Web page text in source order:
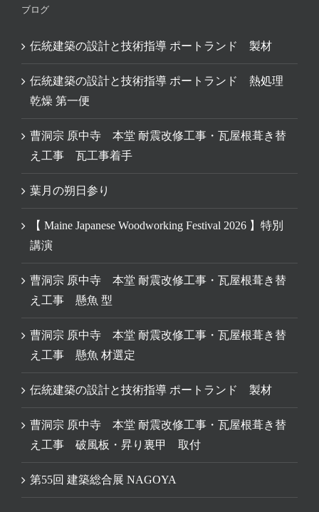
ブログ
伝統建築の設計と技術指導 ポートランド 製材
伝統建築の設計と技術指導 ポートランド 熱処理
乾燥 第一便
曹洞宗 原中寺 本堂 耐震改修工事・瓦屋根葺き替
え工事 瓦工事着手
葉月の朔日参り
【 Maine Japanese Woodworking Festival 2026 】特別
講演
曹洞宗 原中寺 本堂 耐震改修工事・瓦屋根葺き替
え工事 懸魚 型
曹洞宗 原中寺 本堂 耐震改修工事・瓦屋根葺き替
え工事 懸魚 材選定
伝統建築の設計と技術指導 ポートランド 製材
曹洞宗 原中寺 本堂 耐震改修工事・瓦屋根葺き替
え工事 破風板・昇り裏甲 取付
第55回 建築総合展 NAGOYA